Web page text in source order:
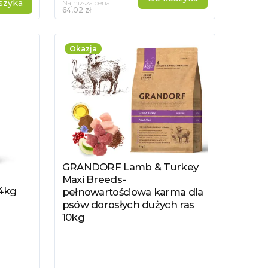
Najniższa cena:
64,02 zł
Okazja
Zobacz produkt
GRANDORF Lamb & Turkey
Maxi Breeds-
pełnowartościowa karma dla
psów dorosłych dużych ras
10kg